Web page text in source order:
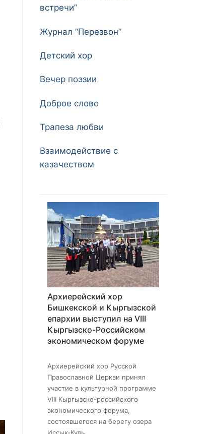
встречи”
Журнал “Перезвон”
Детский хор
Вечер поэзии
Доброе слово
Трапеза любви
Взаимодействие с
казачеством
Архиерейский хор
Бишкекской и Кыргызской
епархии выступил на VIII
Кыргызско-Российском
экономическом форуме
Архиерейский хор Русской
Православной Церкви принял
участие в культурной программе
VIII Кыргызско-российского
экономического форума,
состоявшегося на берегу озера